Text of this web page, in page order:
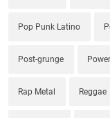
Pop Punk Latino
Post-grunge
Rap Metal Reggae